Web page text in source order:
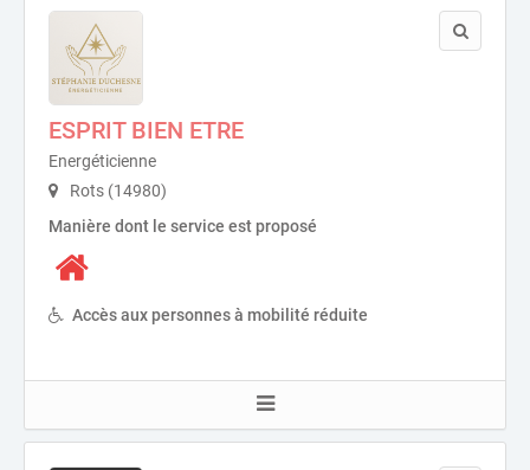
ESPRIT BIEN ETRE
Energéticienne
Rots (14980)
Manière dont le service est proposé
Accès aux personnes à mobilité réduite